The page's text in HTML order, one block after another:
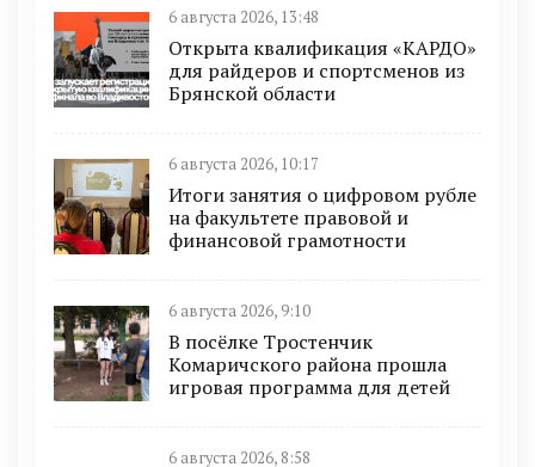
6 августа 2026, 13:48
Открыта квалификация «КАРДО»
для райдеров и спортсменов из
Брянской области
6 августа 2026, 10:17
Итоги занятия о цифровом рубле
на факультете правовой и
финансовой грамотности
6 августа 2026, 9:10
В посёлке Тростенчик
Комаричского района прошла
игровая программа для детей
6 августа 2026, 8:58